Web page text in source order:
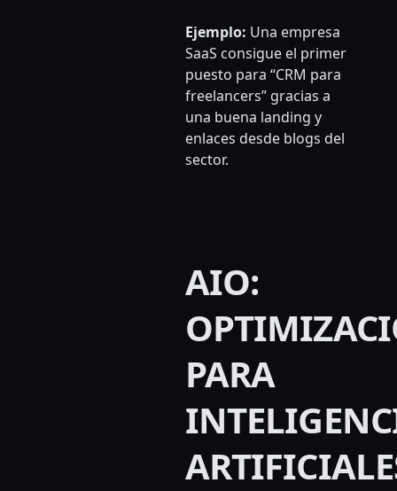
Ejemplo: Una empresa
SaaS consigue el primer
puesto para “CRM para
freelancers” gracias a
una buena landing y
enlaces desde blogs del
sector.
AIO:
PARA